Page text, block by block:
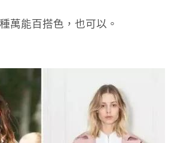
萬能百搭色，也可以。